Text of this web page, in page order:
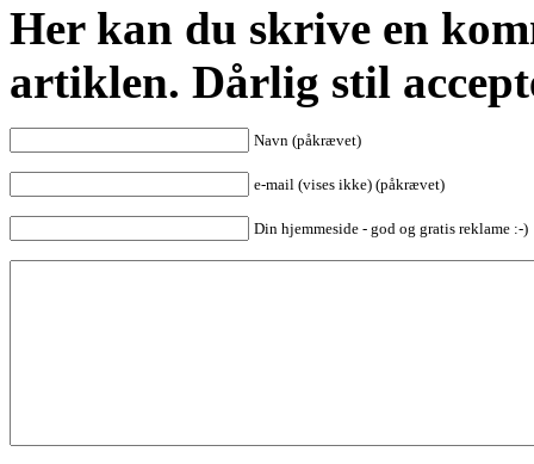
Her kan du skrive en
artiklen. Dårlig stil
Navn (påkrævet)
e-mail (vises ikke) (påkrævet)
Din hjemmeside - god og gratis reklame :-)